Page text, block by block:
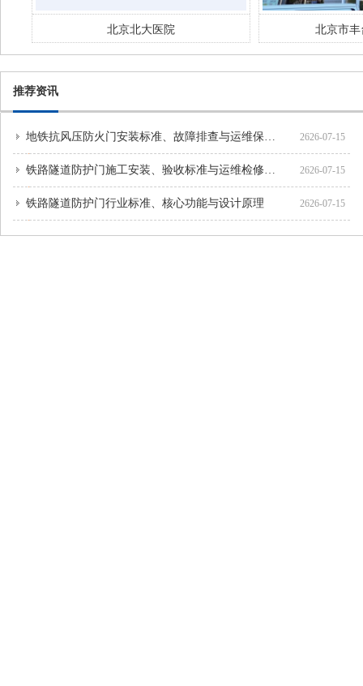
北京市丰台妇幼 医院 北京
推荐资讯
地铁抗风压防火门安装标准、故障排查与运维保养方案 2626-07-15
铁路隧道防护门施工安装、验收标准与运维检修规范 2626-07-15
铁路隧道防护门行业标准、核心功能与设计原理 2626-07-15